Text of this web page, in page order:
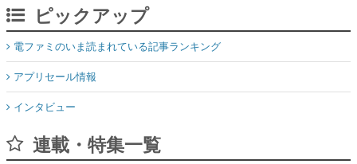
ピックアップ
電ファミのいま読まれている記事ランキング
アプリセール情報
インタビュー
連載・特集一覧